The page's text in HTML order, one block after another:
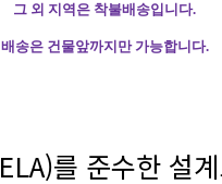
그 외 지역은 착불배송입니다.
배송은 건물앞까지만 가능합니다.